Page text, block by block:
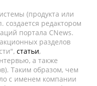
(продукта или
создается редактором
портала CNews.
разделов
статьи,
а также
Таким образом, чем
с именем компании